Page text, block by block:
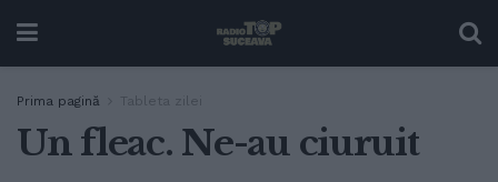
Prima pagină Tableta zilei
Un fleac. Ne-au ciuruit